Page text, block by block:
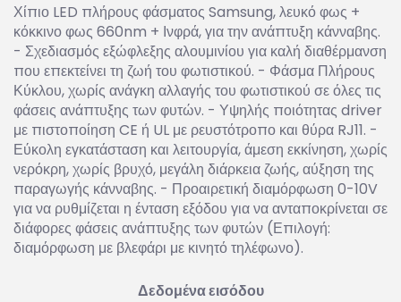
Χίπιο LED πλήρους φάσματος Samsung, λευκό φως +
κόκκινο φως 660nm + Ινφρά, για την ανάπτυξη κάνναβης.
- Σχεδιασμός εξώφλεξης αλουμινίου για καλή διαθέρμανση
που επεκτείνει τη ζωή του φωτιστικού. - Φάσμα Πλήρους
Κύκλου, χωρίς ανάγκη αλλαγής του φωτιστικού σε όλες τις
φάσεις ανάπτυξης των φυτών. - Υψηλής ποιότητας driver
με πιστοποίηση CE ή UL με ρευστότροπο και θύρα RJ11. -
Εύκολη εγκατάσταση και λειτουργία, άμεση εκκίνηση, χωρίς
νερόκρη, χωρίς βρυχό, μεγάλη διάρκεια ζωής, αύξηση της
παραγωγής κάνναβης. - Προαιρετική διαμόρφωση 0-10V
για να ρυθμίζεται η ένταση εξόδου για να ανταποκρίνεται σε
διάφορες φάσεις ανάπτυξης των φυτών (Επιλογή:
διαμόρφωση με βλεφάρι με κινητό τηλέφωνο).
Δεδομένα εισόδου